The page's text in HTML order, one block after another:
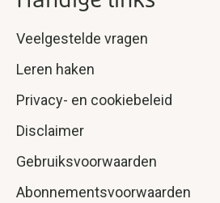
Veelgestelde vragen
Leren haken
Privacy- en cookiebeleid
Disclaimer
Gebruiksvoorwaarden
Abonnementsvoorwaarden